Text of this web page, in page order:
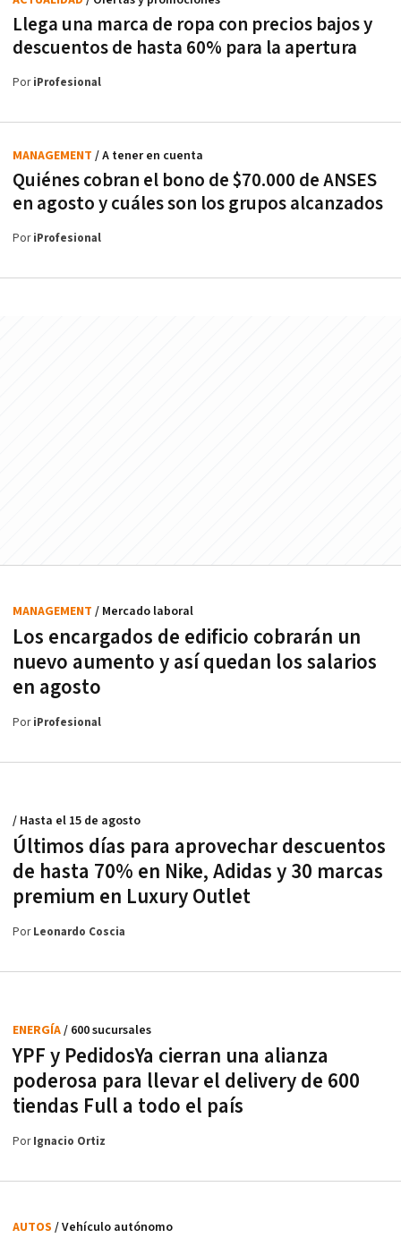
Llega una marca de ropa con precios bajos y
descuentos de hasta 60% para la apertura
PoriProfesional
Quiénes cobran el bono de $70.000 de ANSES
en agosto y cuáles son los grupos alcanzados
MANAGEMENT / A tener en cuenta
PoriProfesional
Los encargados de edificio cobrarán un
nuevo aumento y así quedan los salarios
en agosto
MANAGEMENT / Mercado laboral
PoriProfesional
Últimos días para aprovechar descuentos
de hasta 70% en Nike, Adidas y 30 marcas
premium en Luxury Outlet
/ Hasta el 15 de agosto
PorLeonardo Coscia
YPF y PedidosYa cierran una alianza
poderosa para llevar el delivery de 600
tiendas Full a todo el país
ENERGÍA/ 600 sucursales
PorIgnacio Ortiz
AUTOS / Vehículo autónomo